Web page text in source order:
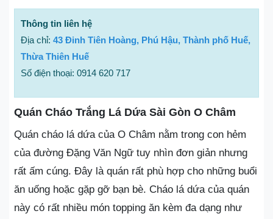
Thông tin liên hệ
Địa chỉ: 43 Đinh Tiên Hoàng, Phú Hậu, Thành phố Huế,
Thừa Thiên Huế
Số điện thoại: 0914 620 717
Quán Cháo Trắng Lá Dứa Sài Gòn O Châm
Quán cháo lá dứa của O Châm nằm trong con hẻm
của đường Đặng Văn Ngữ tuy nhìn đơn giản nhưng
rất ấm cúng. Đây là quán rất phù hợp cho những buổi
ăn uống hoặc gặp gỡ bạn bè. Cháo lá dứa của quán
này có rất nhiều món topping ăn kèm đa dạng như